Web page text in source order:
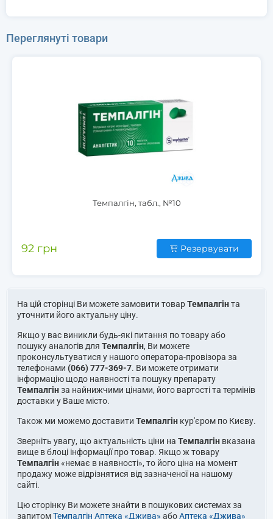
Переглянуті товари
Темпалгін, табл., №10
Резервувати
92 грн
На цій сторінці Ви можете замовити товарТемпалгінта
уточнити його актуальну ціну.
Якщо у вас виникли будь-які питання по товару або
пошуку аналогів для Темпалгін, Ви можете
проконсультуватися у нашого оператора-провізора за
телефонами (066) 777-369-7. Ви можете отримати
інформацію щодо наявності та пошуку препарату
Темпалгінза найнижчими цінами, його вартості та термінів
доставки у Ваше місто.
Також ми можемо доставити Темпалгін кур'єром по Києву.
Зверніть увагу, що актуальність ціни на Темпалгін вказана
вище в блоці інформації про товар. Якщо ж товару
Темпалгін«немає в наявності», то його ціна на момент
продажу може відрізнятися від зазначеної на нашому
сайті.
Цю сторінку Ви можете знайти в пошукових системах за
запитомТемпалгін Аптека «Джива» абоАптека «Джива»